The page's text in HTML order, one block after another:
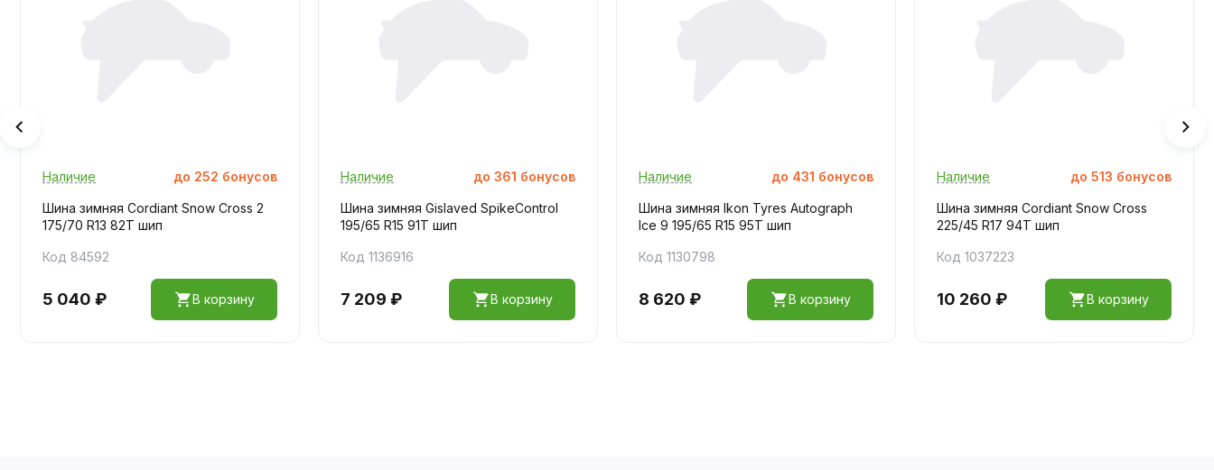
Наличие до 252 бонусов
Шина зимняя Cordiant Snow Cross 2
175/70 R13 82T шип
Код 84592
5 040 ₽ В корзину
Наличие до 361 бонусов
Шина зимняя Gislaved SpikeControl
195/65 R15 91T шип
Код 1136916
7 209 ₽ В корзину
Наличие до 431 бонусов
Шина зимняя Ikon Tyres Autograph
Ice 9 195/65 R15 95T шип
Код 1130798
8 620 ₽ В корзину
Наличие до 513 бонусов
Шина зимняя Cordiant Snow Cross
225/45 R17 94T шип
Код 1037223
10 260 ₽ В корзину